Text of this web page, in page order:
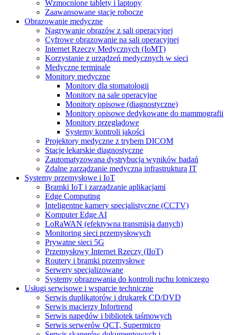
Wzmocnione tablety i laptopy
Zaawansowane stacje robocze
Obrazowanie medyczne
Nagrywanie obrazów z sali operacyjnej
Cyfrowe obrazowanie na sali operacyjnej
Internet Rzeczy Medycznych (IoMT)
Korzystanie z urządzeń medycznych w sieci
Medyczne terminale
Monitory medyczne
Monitory dla stomatologii
Monitory na sale operacyjne
Monitory opisowe (diagnostyczne)
Monitory opisowe dedykowane do mammografii
Monitory przeglądowe
Systemy kontroli jakości
Projektory medyczne z trybem DICOM
Stacje lekarskie diagnostyczne
Zautomatyzowana dystrybucja wyników badań
Zdalne zarządzanie medyczną infrastrukturą IT
Systemy przemysłowe i IoT
Bramki IoT i zarządzanie aplikacjami
Edge Computing
Inteligentne kamery specjalistyczne (CCTV)
Komputer Edge AI
LoRaWAN (efektywna transmisja danych)
Monitoring sieci przemysłowych
Prywatne sieci 5G
Przemysłowy Internet Rzeczy (IIoT)
Routery i bramki przemysłowe
Serwery specjalizowane
Systemy obrazowania do kontroli ruchu lotniczego
Usługi serwisowe i wsparcie techniczne
Serwis duplikatorów i drukarek CD/DVD
Serwis macierzy Infortrend
Serwis napędów i bibliotek taśmowych
Serwis serwerów QCT, Supermicro